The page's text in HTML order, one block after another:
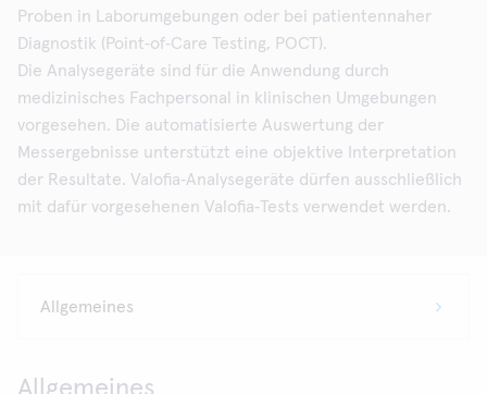
Proben in Laborumgebungen oder bei patientennaher
Diagnostik (Point‑of‑Care Testing, POCT).
Die Analysegeräte sind für die Anwendung durch
medizinisches Fachpersonal in klinischen Umgebungen
vorgesehen. Die automatisierte Auswertung der
Messergebnisse unterstützt eine objektive Interpretation
der Resultate. Valofia‑Analysegeräte dürfen ausschließlich
mit dafür vorgesehenen Valofia‑Tests verwendet werden.